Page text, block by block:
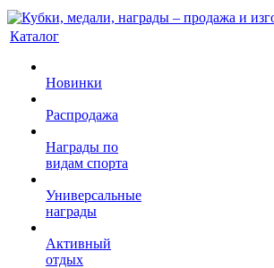
Каталог
Новинки
Распродажа
Награды по
видам спорта
Универсальные
награды
Активный
отдых